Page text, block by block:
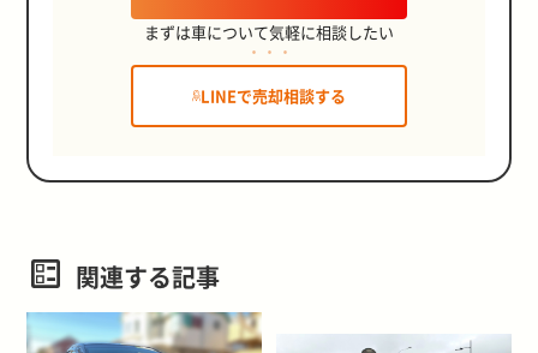
まずは車について気軽に相談したい
LINEで売却相談する
関連する記事